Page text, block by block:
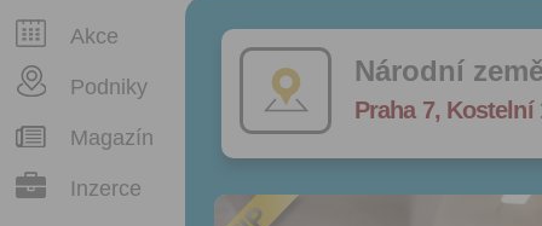
Akce
Podniky
Magazín
Inzerce
Národní
Praha 7, Kostelní